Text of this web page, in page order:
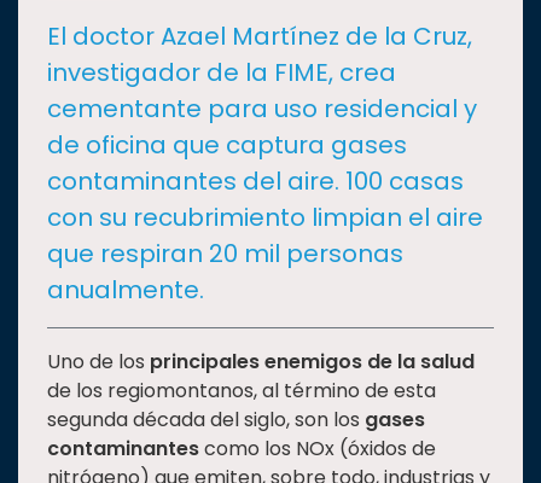
I+D+I EXPERTOS
SALUD
SUSTENTABILIDAD
TEMAS
Oferta
educativa
Estudiantes
Rectoría
El doctor Azael Martínez de la Cruz,
investigador de la FIME, crea
cementante para uso residencial y
de oficina que captura gases
contaminantes del aire. 100 casas
con su recubrimiento limpian el aire
que respiran 20 mil personas
anualmente.
Uno de los principales enemigos de la salud
de los regiomontanos, al término de esta
segunda década del siglo, son los gases
contaminantescomo los NOx (óxidos de